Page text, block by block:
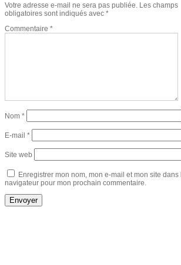
Votre adresse e-mail ne sera pas publiée. Les champs
obligatoires sont indiqués avec *
Commentaire *
Nom *
E-mail *
Site web
Enregistrer mon nom, mon e-mail et mon site dans
navigateur pour mon prochain commentaire.